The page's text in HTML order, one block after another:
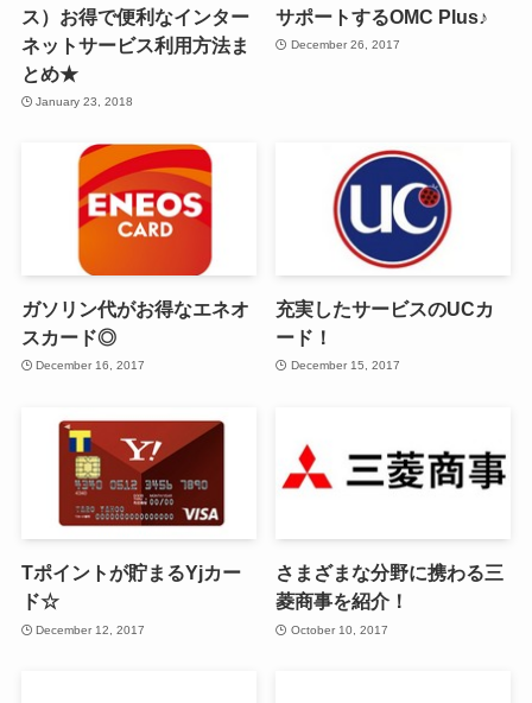
ス）お得で便利なインター
ネットサービス利用方法ま
とめ★
January 23, 2018
サポートするOMC Plus♪
December 26, 2017
ガソリン代がお得なエネオ
スカード◎
December 16, 2017
充実したサービスのUCカ
ード！
December 15, 2017
Tポイントが貯まるYjカー
ド☆
December 12, 2017
さまざまな分野に携わる三
菱商事を紹介！
October 10, 2017